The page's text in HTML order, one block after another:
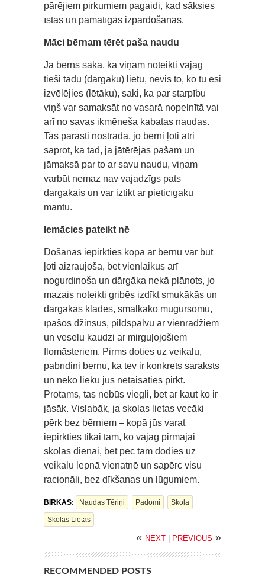
pārējiem pirkumiem pagaidi, kad sāksies
īstās un pamatīgās izpārdošanas.
Māci bērnam tērēt paša naudu
Ja bērns saka, ka viņam noteikti vajag
tieši tādu (dārgāku) lietu, nevis to, ko tu esi
izvēlējies (lētāku), saki, ka par starpību
viņš var samaksāt no vasarā nopelnītā vai
arī no savas ikmēneša kabatas naudas.
Tas parasti nostrādā, jo bērni ļoti ātri
saprot, ka tad, ja jātērējas pašam un
jāmaksā par to ar savu naudu, viņam
varbūt nemaz nav vajadzīgs pats
dārgākais un var iztikt ar pieticīgāku
mantu.
Iemācies pateikt nē
Došanās iepirkties kopā ar bērnu var būt
ļoti aizraujoša, bet vienlaikus arī
nogurdinoša un dārgāka nekā plānots, jo
mazais noteikti gribēs izdīkt smukākās un
dārgākās klades, smalkāko mugursomu,
īpašos džinsus, pildspalvu ar vienradžiem
un veselu kaudzi ar mirguļojošiem
flomāsteriem. Pirms doties uz veikalu,
pabrīdini bērnu, ka tev ir konkrēts saraksts
un neko lieku jūs netaisāties pirkt.
Protams, tas nebūs viegli, bet ar kaut ko ir
jāsāk. Vislabāk, ja skolas lietas vecāki
pērk bez bērniem – kopā jūs varat
iepirkties tikai tam, ko vajag pirmajai
skolas dienai, bet pēc tam dodies uz
veikalu lepnā vienatnē un sapērc visu
racionāli, bez dīkšanas un lūgumiem.
BIRKAS: Naudas Tēriņi Padomi Skola
Skolas Lietas
« NEXT PREVIOUS »
RECOMMENDED POSTS